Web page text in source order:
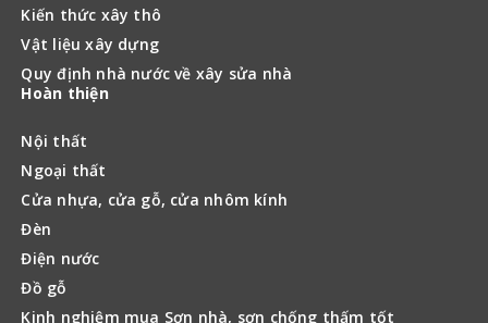
Kiến thức xây thô
Vật liệu xây dựng
Quy định nhà nước về xây sửa nhà
Hoàn thiện
Nội thất
Ngoại thất
Cửa nhựa, cửa gỗ, cửa nhôm kính
Đèn
Điện nước
Đồ gỗ
Kinh nghiệm mua Sơn nhà, sơn chống thấm tốt